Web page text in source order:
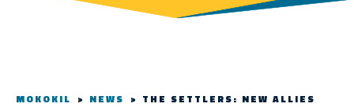
MOKOKIL > NEWS > THE SETTLERS: NEW ALLIES